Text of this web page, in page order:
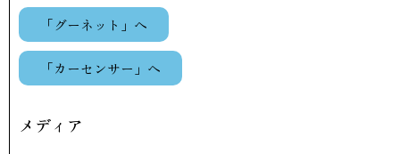
「グーネット」へ
「カーセンサー」へ
メディア